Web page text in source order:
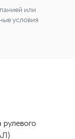
или
условия
рулевого